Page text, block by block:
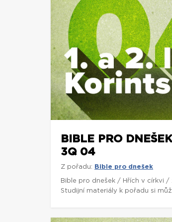
BIBLE PRO
3Q 04
Z pořadu: Bible pro dnešek
Bible pro dnešek / Hřích v církvi
Studijní materiály k pořadu si